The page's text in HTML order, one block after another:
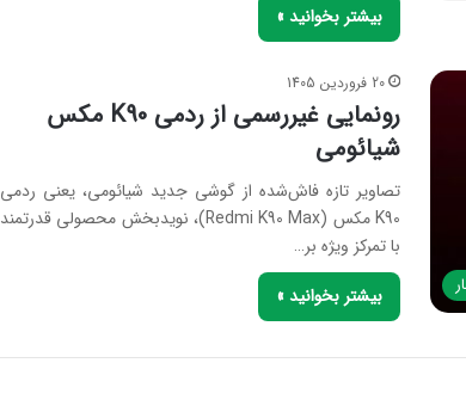
بیشتر بخوانید »
20 فروردین 1405
رونمایی غیررسمی از ردمی K90 مکس
شیائومی
تصاویر تازه فاش‌شده از گوشی جدید شیائومی، یعنی ردمی
K90 مکس (Redmi K90 Max)، نویدبخش محصولی قدرتمند
با تمرکز ویژه بر…
بیشتر بخوانید »